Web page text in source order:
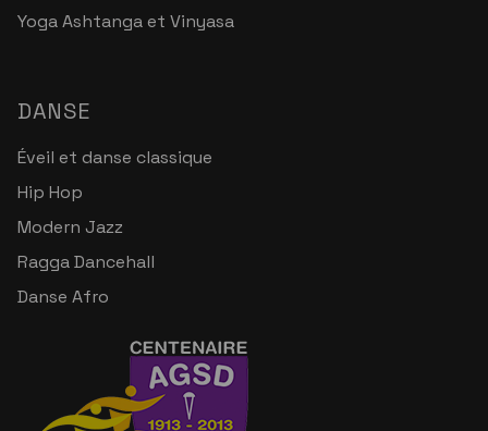
Yoga Ashtanga et Vinyasa
DANSE
Éveil et danse classique
Hip Hop
Modern Jazz
Ragga Dancehall
Danse Afro